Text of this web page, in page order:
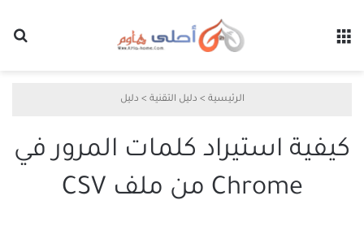
الرئيسية > دليل التقنية > دليل
كيفية استيراد كلمات المرور في
Chrome من ملف CSV